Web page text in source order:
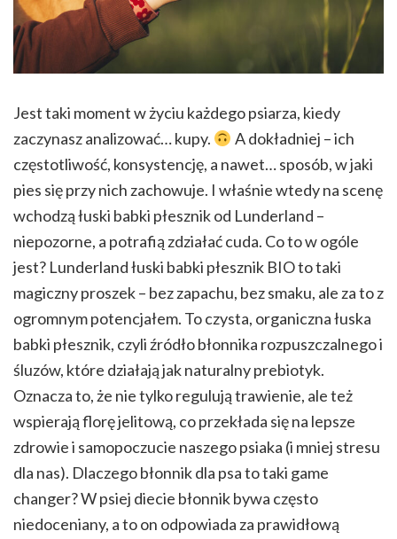
Jest taki moment w życiu każdego psiarza, kiedy
zaczynasz analizować… kupy.
A dokładniej – ich
częstotliwość, konsystencję, a nawet… sposób, w jaki
pies się przy nich zachowuje. I właśnie wtedy na scenę
wchodzą łuski babki płesznik od Lunderland –
niepozorne, a potrafią zdziałać cuda. Co to w ogóle
jest? Lunderland łuski babki płesznik BIO to taki
magiczny proszek – bez zapachu, bez smaku, ale za to z
ogromnym potencjałem. To czysta, organiczna łuska
babki płesznik, czyli źródło błonnika rozpuszczalnego i
śluzów, które działają jak naturalny prebiotyk.
Oznacza to, że nie tylko regulują trawienie, ale też
wspierają florę jelitową, co przekłada się na lepsze
zdrowie i samopoczucie naszego psiaka (i mniej stresu
dla nas). Dlaczego błonnik dla psa to taki game
changer? W psiej diecie błonnik bywa często
niedoceniany, a to on odpowiada za prawidłową